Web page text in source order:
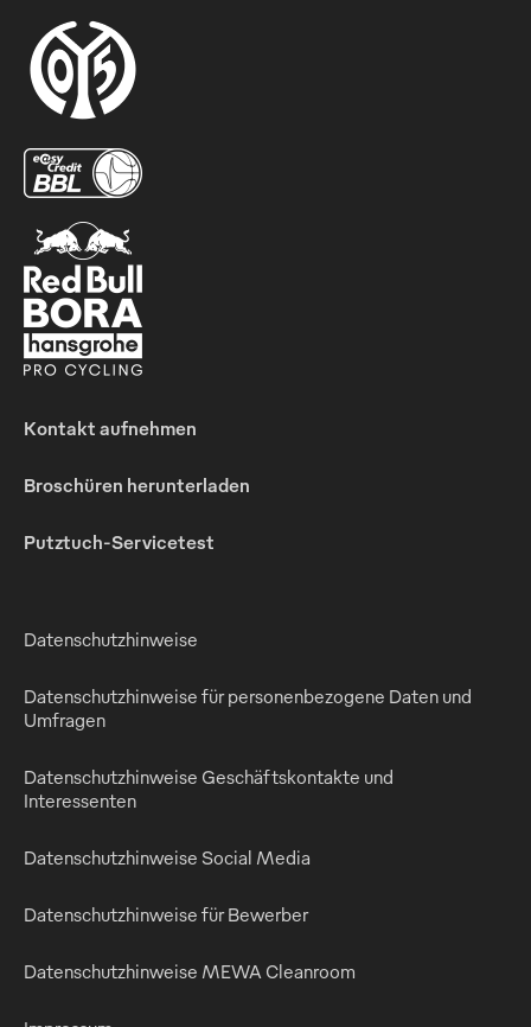
Kontakt aufnehmen
Broschüren herunterladen
Putztuch-Servicetest
Datenschutzhinweise
Datenschutzhinweise für personenbezogene Daten und
Umfragen
Datenschutzhinweise Geschäftskontakte und
Interessenten
Datenschutzhinweise Social Media
Datenschutzhinweise für Bewerber
Datenschutzhinweise MEWA Cleanroom